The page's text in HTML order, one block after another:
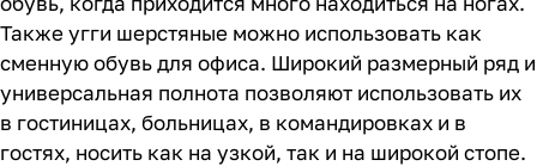
Также угги шерстяные можно использовать как
сменную обувь для офиса. Широкий размерный ряд и
универсальная полнота позволяют использовать их
в гостиницах, больницах, в командировках и в
гостях, носить как на узкой, так и на широкой стопе.